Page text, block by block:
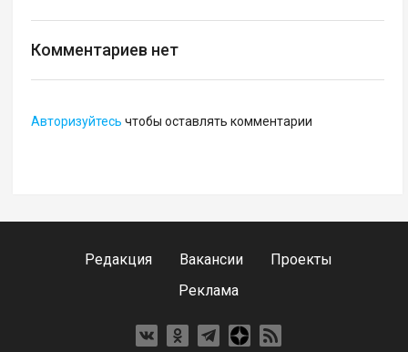
Комментариев нет
Авторизуйтесь чтобы оставлять комментарии
Редакция Вакансии
Проекты
Реклама